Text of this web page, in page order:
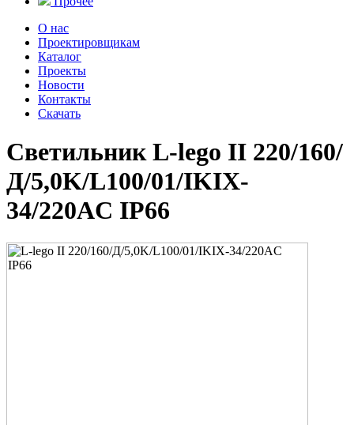
О нас
Проектировщикам
Каталог
Проекты
Новости
Контакты
Скачать
Светильник L-lego II 220/160/
Д/5,0K/L100/01/IKIX-
34/220AC IP66